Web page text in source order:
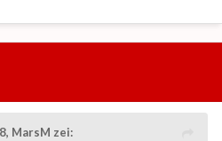
MarsM zei: